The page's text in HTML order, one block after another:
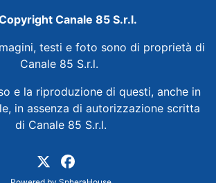
Canale 85 S.r.l.
testi e foto sono di proprietà di
Canale 85 S.r.l.
e la riproduzione di questi, anche in
in assenza di autorizzazione scritta
di Canale 85 S.r.l.